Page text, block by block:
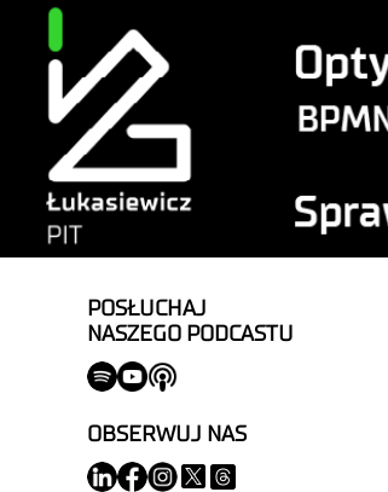
POSŁUCHAJ
NASZEGO PODCASTU
OBSERWUJ NAS